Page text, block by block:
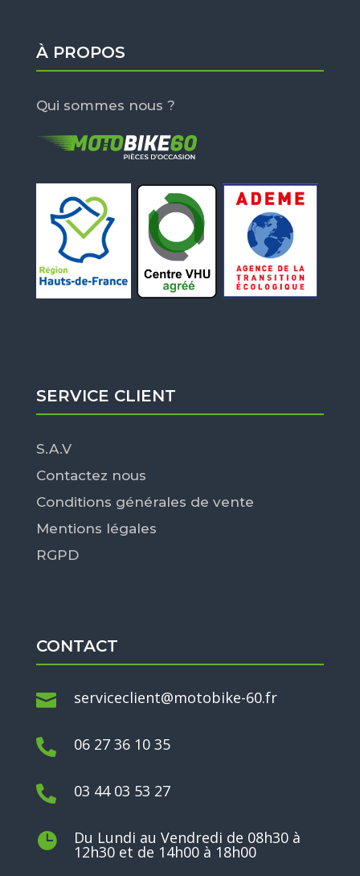
À PROPOS
Qui sommes nous ?
SERVICE CLIENT
S.A.V
Contactez nous
Conditions générales de vente
Mentions légales
RGPD
CONTACT
 serviceclient@motobike-60.fr
 06 27 36 10 35
 03 44 03 53 27
 Du Lundi au Vendredi de 08h30 à
12h30 et de 14h00 à 18h00